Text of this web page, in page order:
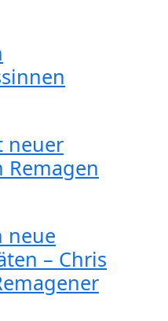
neuer
Remagen
neue
– Chris